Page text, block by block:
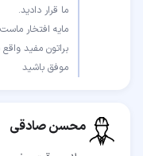
مایه افتخار
موفق باشید
محسن صادقی